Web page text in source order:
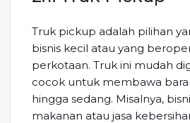
Truk pickup adalah pilihan
bisnis kecil atau yang
perkotaan. Truk ini mudah
cocok untuk membawa
hingga sedang. Misalnya,
makanan atau jasa